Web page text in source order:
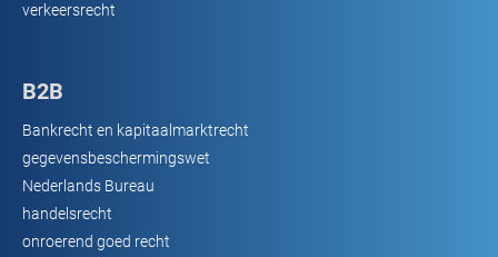
verkeersrecht
B2B
Bankrecht en kapitaalmarktrecht
gegevensbeschermingswet
Nederlands Bureau
handelsrecht
onroerend goed recht